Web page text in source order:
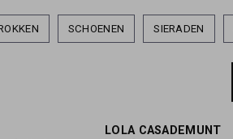
SCHOENEN SIERADEN
LOLA CASADEMUNT